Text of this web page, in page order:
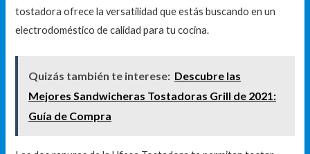
tostadora ofrece la versatilidad que estás buscando en un
electrodoméstico de calidad para tu cocina.
Quizás también te interese: Descubre las
Mejores Sandwicheras Tostadoras Grill de 2021:
Guía de Compra